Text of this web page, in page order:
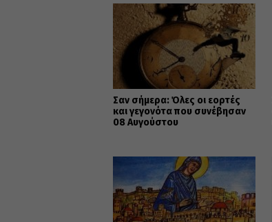
Σαν σήμερα: Όλες οι εορτές
και γεγονότα που συνέβησαν
08 Αυγούστου